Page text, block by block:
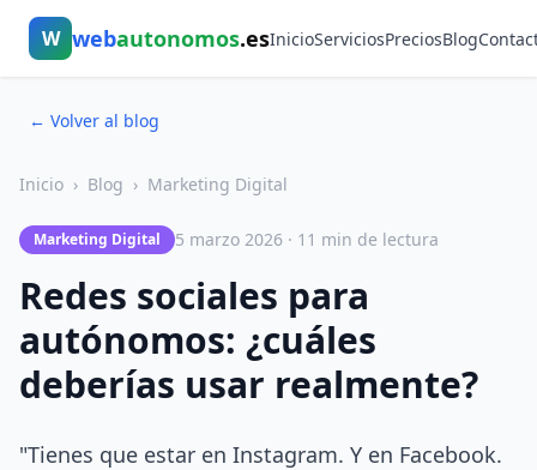
W webautonomos.esInicioServiciosPreciosBlog
← Volver al blog
Inicio › Blog › Marketing Digital
Marketing Digital 5 marzo 2026 · 11 min de lectura
Redes sociales para
autónomos: ¿cuáles
deberías usar realmente?
"Tienes que estar en Instagram. Y en Facebook.